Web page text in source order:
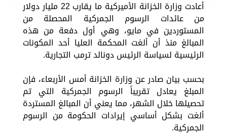
أعادت وزارة الخزانة الأميركية ما يقارب 22 مليار دولار
من عائدات الرسوم الجمركية المحصلة من
المستوردين في مايو، وهي أول دفعة من هذه
المبالغ منذ أن ألغت المحكمة العليا أحد المكونات
الرئيسية لسياسة الرئيس دونالد ترمب التجارية.
بحسب بيان صادر عن وزارة الخزانة أمس الأربعاء، فإن
المبلغ يعادل تقريباً الرسوم الجمركية التي تم
تحصيلها خلال الشهر، مما يعني أن المبالغ المستردة
ألغت بشكل أساسي إيرادات الحكومة من الرسوم
الجمركية.